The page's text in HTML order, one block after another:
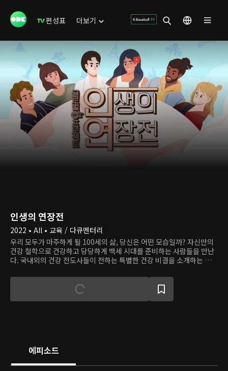
편성표 더보기
인생의 연장전
2022 • All • 교육 / 다큐멘터리
우리 모두가 마주하게 될 100세의 삶, 당신은 어떤 모습일까? 자신만의
건강 철학으로 건강하고 당당하게 백세 시대를 준비하는 사람들을 만난
다. 국내외의 건강 전도사들이 전하는 특별한 건강 비결을 소개하는 글로
에피소드